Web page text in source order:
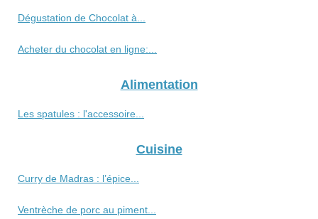
Dégustation de Chocolat à...
Acheter du chocolat en ligne:...
Alimentation
Les spatules : l'accessoire...
Cuisine
Curry de Madras : l’épice...
Ventrèche de porc au piment...